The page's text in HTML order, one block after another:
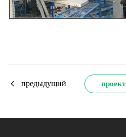
предыдущий проект